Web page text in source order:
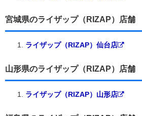
宮城県のライザップ（RIZAP）店舗
ライザップ（RIZAP）仙台店
山形県のライザップ（RIZAP）店舗
ライザップ（RIZAP）山形店